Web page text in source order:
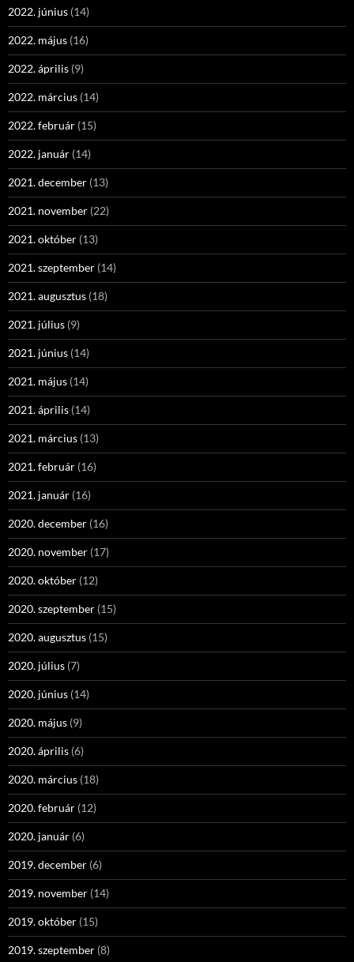
2022. június (14)
2022. május (16)
2022. április (9)
2022. március (14)
2022. február (15)
2022. január (14)
2021. december (13)
2021. november (22)
2021. október (13)
2021. szeptember (14)
2021. augusztus (18)
2021. július (9)
2021. június (14)
2021. május (14)
2021. április (14)
2021. március (13)
2021. február (16)
2021. január (16)
2020. december (16)
2020. november (17)
2020. október (12)
2020. szeptember (15)
2020. augusztus (15)
2020. július (7)
2020. június (14)
2020. május (9)
2020. április (6)
2020. március (18)
2020. február (12)
2020. január (6)
2019. december (6)
2019. november (14)
2019. október (15)
2019. szeptember (8)